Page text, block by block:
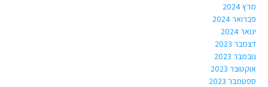
מרץ 2024
פברואר 2024
ינואר 2024
דצמבר 2023
נובמבר 2023
אוקטובר 2023
ספטמבר 2023